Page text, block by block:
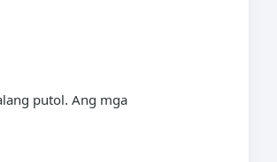
putol. Ang mga